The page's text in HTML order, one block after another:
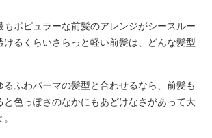
もポピュラーな前髪のアレンジがシースルー
けるくらいさらっと軽い前髪は、どんな髪型
るふわパーマの髪型と合わせるなら、前髪も
と色っぽさのなかにもあどけなさがあって大